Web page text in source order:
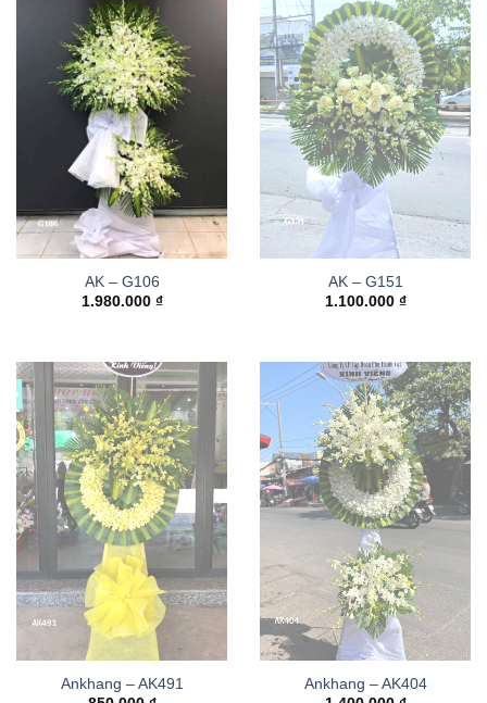
AK – G106
1.980.000 ₫
AK – G151
1.100.000 ₫
Ankhang – AK491
Ankhang – AK404